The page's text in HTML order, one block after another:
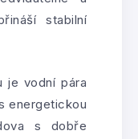
stabilní
je vodní pára
energetickou
s dobře